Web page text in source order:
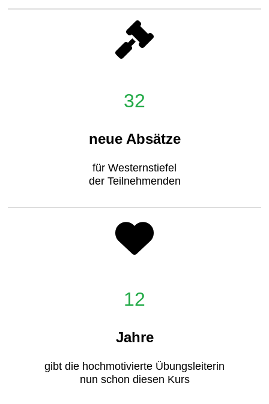
32
neue Absätze
für Westernstiefel
der Teilnehmenden
12
Jahre
gibt die hochmotivierte Übungsleiterin
nun schon diesen Kurs